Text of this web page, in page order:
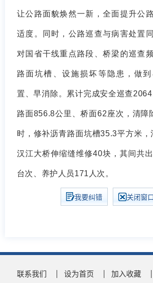
让公路面貌焕然一新，全面提升公
适度。同时，公路巡查与病害处置
对国省干线重点路段、桥梁的巡查
路面坑槽、设施损坏等隐患，做
置、早消除。累计完成安全巡查
路面856.8公里、桥面62座次，清障
时，修补沥青路面坑槽35.3平方米，
汉江大桥伸缩缝维修40块，其间共
台次、养护人员171人次。
我要纠错 关闭窗
联系我们 设为首页 加入收藏